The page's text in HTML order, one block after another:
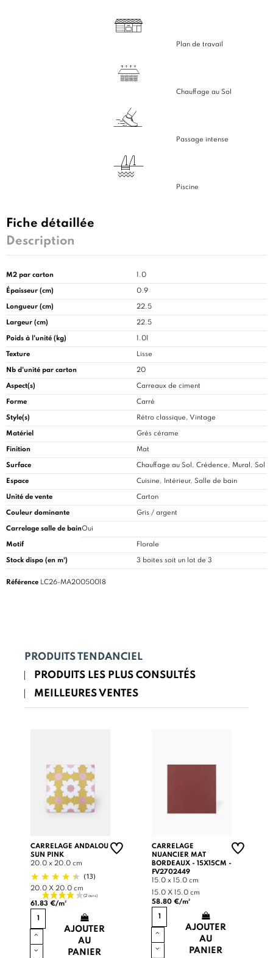
Plan de travail
Chauffage au Sol
Passage intense
Piscine
Fiche détaillée
Description
M2 par carton 1.0
Épaisseur (cm) 0.9
Longueur (cm) 22.5
Largeur (cm) 22.5
Poids à l'unité (kg) 1.01
Texture Lisse
Nb d'unité par carton 20
Aspect(s) Carreaux de ciment
Forme Carré
Style(s) Rétro classique, Vintage
Matériel Grès cérame
Finition Mat
Surface Chauffage au Sol, Crédence, Mural, Sol
Espace Cuisine, Intérieur, Salle de bain
Unité de vente Carton
Couleur dominante Gris / argent
Carrelage salle de bainOui
Motif Florale
Stock dispo (en m²) 3 boites soit un lot de 3
Référence LC26-MA20050018
PRODUITS TENDANCIEL
PRODUITS LES PLUS CONSULTÉS
MEILLEURES VENTES
CARRELAGE ANDALOU
SUN PINK
20.0 x 20.0 cm
(13)
20.0 X 20.0 cm
61.83 €/m²
AJOUTER
AU
PANIER
CARRELAGE
NUANCIER MAT
BORDEAUX - 15X15CM -
FV2702449
15.0 x 15.0 cm
15.0 X 15.0 cm
58.80 €/m²
AJOUTER
AU
PANIER